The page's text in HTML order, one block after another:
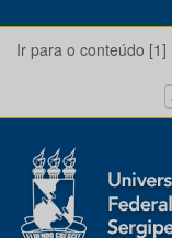
Ir para o conteúdo [1]